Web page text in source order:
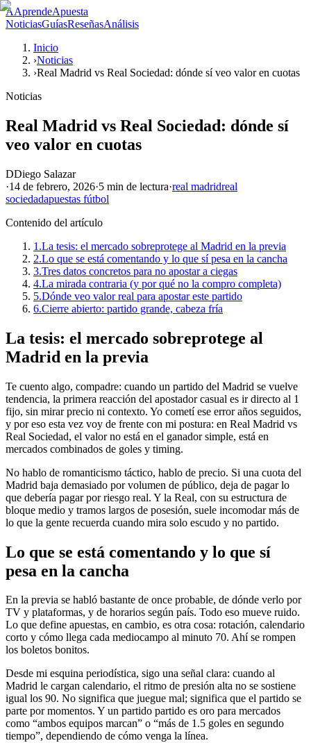
AAprendeApuesta
NoticiasGuíasReseñasAnálisis
Inicio
›Noticias
›Real Madrid vs Real Sociedad: dónde sí veo valor en cuotas
Noticias
Real Madrid vs Real Sociedad: dónde sí
veo valor en cuotas
DDiego Salazar
·14 de febrero, 2026·5 min de lectura·real madridreal
sociedadapuestas fútbol
Contenido del artículo
1.La tesis: el mercado sobreprotege al Madrid en la previa
2.Lo que se está comentando y lo que sí pesa en la cancha
3.Tres datos concretos para no apostar a ciegas
4.La mirada contraria (y por qué no la compro completa)
5.Dónde veo valor real para apostar este partido
6.Cierre abierto: partido grande, cabeza fría
La tesis: el mercado sobreprotege al
Madrid en la previa
Te cuento algo, compadre: cuando un partido del Madrid se vuelve
tendencia, la primera reacción del apostador casual es ir directo al 1
fijo, sin mirar precio ni contexto. Yo cometí ese error años seguidos,
y por eso esta vez voy de frente con mi postura: en Real Madrid vs
Real Sociedad, el valor no está en el ganador simple, está en
mercados combinados de goles y timing.
No hablo de romanticismo táctico, hablo de precio. Si una cuota del
Madrid baja demasiado por volumen de público, deja de pagar lo
que debería pagar por riesgo real. Y la Real, con su estructura de
bloque medio y tramos largos de posesión, suele incomodar más de
lo que la gente recuerda cuando mira solo escudo y no partido.
Lo que se está comentando y lo que sí
pesa en la cancha
En la previa se habló bastante de once probable, de dónde verlo por
TV y plataformas, y de horarios según país. Todo eso mueve ruido.
Lo que define apuestas, en cambio, es otra cosa: rotación, calendario
corto y cómo llega cada mediocampo al minuto 70. Ahí se rompen
los boletos bonitos.
Desde mi esquina periodística, sigo una señal clara: cuando al
Madrid le cargan calendario, el ritmo de presión alta no se sostiene
igual los 90. No significa que juegue mal; significa que el partido se
parte por momentos. Y un partido partido es oro para mercados
como “ambos equipos marcan” o “más de 1.5 goles en segundo
tiempo”, dependiendo de cómo venga la línea.